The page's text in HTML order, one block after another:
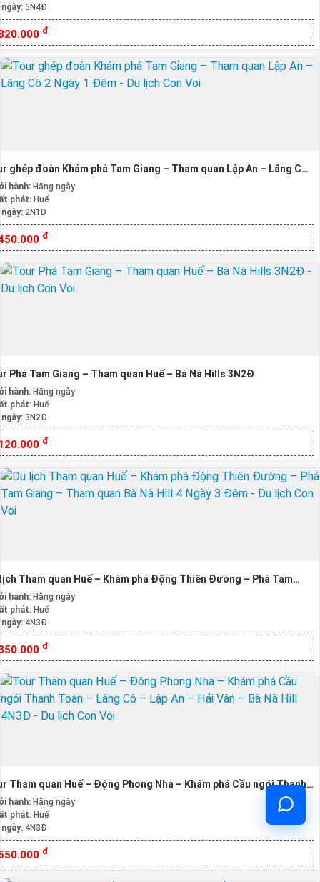
5N4Đ
đ
ghép đoàn Khám phá Tam Giang – Tham quan Lập An – Lăng Cô
1 Đêm
hành: Hằng ngày
phát: Huế
2N1D
đ
Phá Tam Giang – Tham quan Huế – Bà Nà Hills 3N2Đ
hành: Hằng ngày
phát: Huế
3N2Đ
đ
Tham quan Huế – Khám phá Động Thiên Đường – Phá Tam
– Tham quan Bà Nà Hill 4 Ngày 3 Đêm
hành: Hằng ngày
phát: Huế
4N3Đ
đ
Tham quan Huế – Động Phong Nha – Khám phá Cầu ngói Thanh
– Lăng Cô – Lập An – Hải Vân – Bà Nà Hill 4N3Đ
hành: Hằng ngày
phát: Huế
4N3Đ
đ